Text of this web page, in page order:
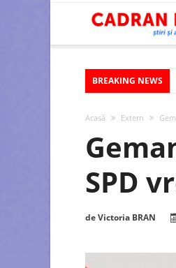
BREAKING NEWS
Acasă Extern
SPD
deVictoria BRAN